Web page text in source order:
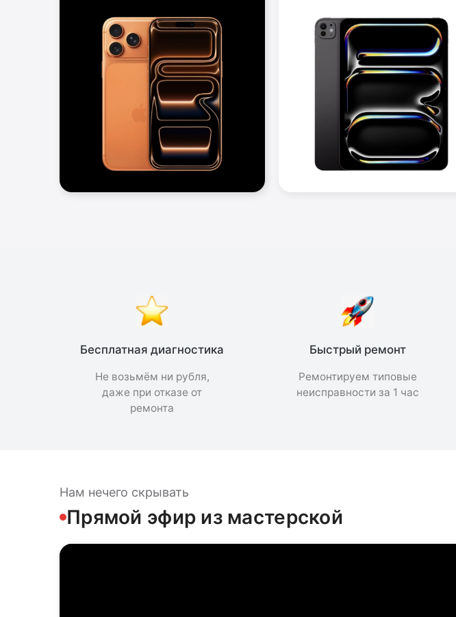
Бесплатная диагностика
Не возьмём ни рубля,
даже при отказе от
ремонта
Быстрый ремонт
Ремонтируем типовые
неисправности за 1 час
Нам нечего скрывать
Прямой эфир из мастерской